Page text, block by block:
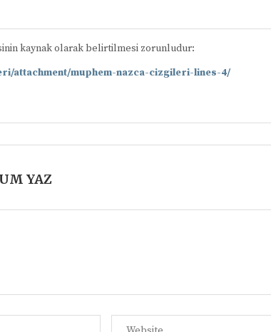
kaynak olarak belirtilmesi zorunludur:
attachment/muphem-nazca-cizgileri-lines-4/
YAZ